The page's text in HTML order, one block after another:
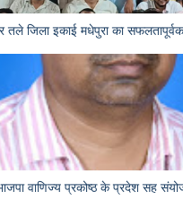
तले जिला इकाई मधेपुरा का
वाणिज्य प्रकोष्ठ के प्रदेश सह